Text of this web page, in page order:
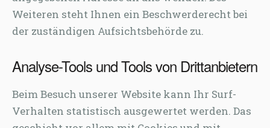
Weiteren steht Ihnen ein Beschwerderecht bei
der zuständigen Aufsichtsbehörde zu.
Analyse-Tools und Tools von Drittanbietern
Beim Besuch unserer Website kann Ihr Surf-
Verhalten statistisch ausgewertet werden. Das